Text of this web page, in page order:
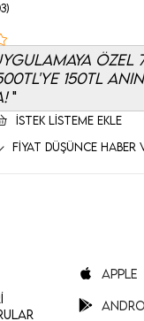
ÖZEL
150TL
İSTEK LISTEME EKLE
FIYAT DÜŞÜNCE HABER
Apple